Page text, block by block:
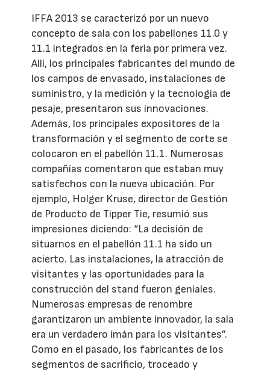
IFFA 2013 se caracterizó por un nuevo
concepto de sala con los pabellones 11.0 y
11.1 integrados en la feria por primera vez.
Allí, los principales fabricantes del mundo de
los campos de envasado, instalaciones de
suministro, y la medición y la tecnología de
pesaje, presentaron sus innovaciones.
Además, los principales expositores de la
transformación y el segmento de corte se
colocaron en el pabellón 11.1. Numerosas
compañías comentaron que estaban muy
satisfechos con la nueva ubicación. Por
ejemplo, Holger Kruse, director de Gestión
de Producto de Tipper Tie, resumió sus
impresiones diciendo: “La decisión de
situarnos en el pabellón 11.1 ha sido un
acierto. Las instalaciones, la atracción de
visitantes y las oportunidades para la
construcción del stand fueron geniales.
Numerosas empresas de renombre
garantizaron un ambiente innovador, la sala
era un verdadero imán para los visitantes”.
Como en el pasado, los fabricantes de los
segmentos de sacrificio, troceado y